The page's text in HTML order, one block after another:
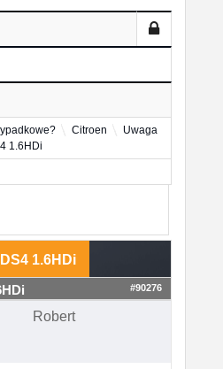
Citroen
Uwaga
1.6HDi
1.6HDi
#90276
Robert